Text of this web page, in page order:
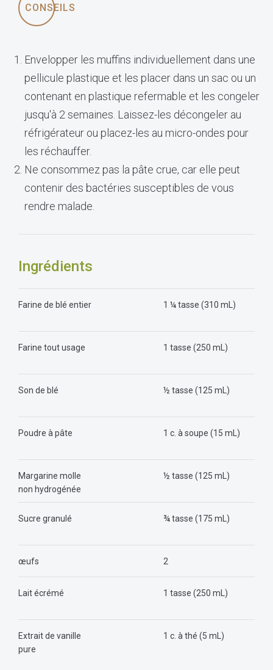
CONSEILS
Envelopper les muffins individuellement dans une
pellicule plastique et les placer dans un sac ou un
contenant en plastique refermable et les congeler
jusqu'à 2 semaines. Laissez-les décongeler au
réfrigérateur ou placez-les au micro-ondes pour
les réchauffer.
​Ne consommez pas la pâte crue, car elle peut
contenir des bactéries susceptibles de vous
rendre malade.
Ingrédients
Farine de blé entier 1 ¼ tasse (310 mL)
Farine tout usage 1 tasse (250 mL)
Son de blé ½ tasse (125 mL)
Poudre à pâte 1 c. à soupe (15 mL)
Margarine molle
non hydrogénée
½ tasse (125 mL)
Sucre granulé ¾ tasse (175 mL)
œufs 2
Lait écrémé 1 tasse (250 mL)
Extrait de vanille
pure
1 c. à thé (5 mL)